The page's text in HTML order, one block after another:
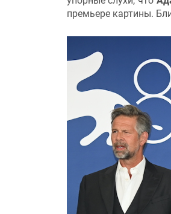
премьере картины.